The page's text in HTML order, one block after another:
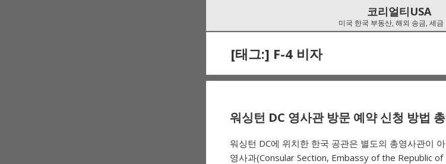
코리얼티USA
미국 한국 부동산, 해외 송금, 세금
[태그:] F-4 비자
워싱턴 DC 영사관 방문 예약 신청 방법
워싱턴 DC에 위치한 한국 공관은 별도의 총영사관이
영사과(Consular Section, Embassy of the Republic